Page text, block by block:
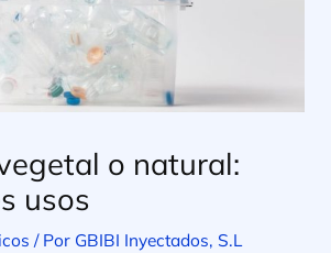
o natural:
usos
/ Por GBIBI Inyectados, S.L